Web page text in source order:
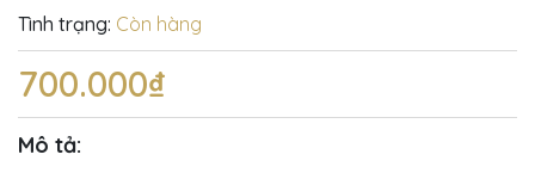
Tình trạng: Còn hàng
700.000₫
Mô tả: